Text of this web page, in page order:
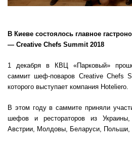
В Киеве состоялось главное
— Creative Chefs Summit 2018
1 декабря в КВЦ «Парковый»
саммит шеф-поваров Creative Chefs
которого выступает компания Hoteliero.
В этом году в саммите приняли
шефов и рестораторов из Украины,
Австрии, Молдовы, Беларуси, Польши,